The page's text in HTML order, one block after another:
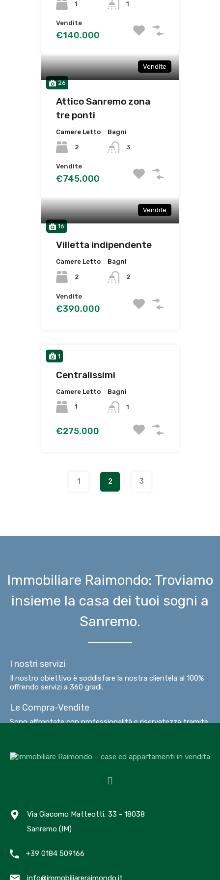
1 1
Vendite
€140.000
26
Vendite
Attico Sanremo zona
tre ponti
Camere Letto
2
Bagni
3
Vendite
€745.000
16
Vendite
Villetta indipendente
Camere Letto
2
Bagni
2
Vendite
€390.000
1
Centralissimi
Camere Letto
1
Bagni
1
€275.000
1 2 3
Immobiliare Raimondo: Troviamo
insieme la casa dei tuoi sogni a
Sanremo.
I nostri servizi
Il nostro obiettivo è soddisfare la nostra clientela al 100%
offrendo servizi a 360 gradi.
Le Compra-Vendite
Sono affrontate con professionalità e riservatezza tramite
Le ristrutturazioni
comunali, la direzione dei lavori. Le opere edilizie sono
Le perizie
Le valutazioni sono gratuite previa acquisizione
Consulenti Tecnici del Tribunale. Infatti solo una
Via Giacomo Matteotti, 33 - 18038
Sanremo (IM)
+39 0184 509166
info@immobiliareraimondo.it